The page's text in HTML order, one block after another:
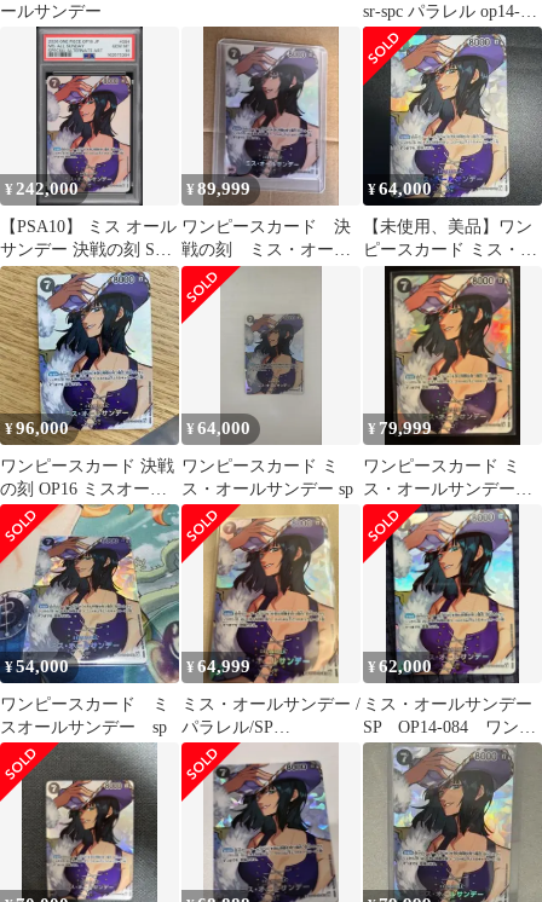
ールサンデー
sr-spc パラレル op14-
084 決戦の刻
¥242,000
【PSA10】 ミス オール
サンデー 決戦の刻 SP
ワンピースカード 即日
発送
¥89,999
ワンピースカード 決
戦の刻 ミス・オール
サンデー SP OP14-084
SP
¥64,000
【未使用、美品】ワン
ピースカード ミス・オ
ールサンデーsp
¥96,000
ワンピースカード 決戦
の刻 OP16 ミスオール
サンデー SR SP
¥64,000
ワンピースカード ミ
ス・オールサンデー sp
¥ 79,999
ワンピースカード ミ
ス・オールサンデー
OP14-084 SP 決戦の刻
¥54,000
ワンピースカード ミ
スオールサンデー sp
¥64,999
ミス・オールサンデー /
パラレル/SP
illust:Sunohara
¥62,000
ミス・オールサンデー
SP OP14-084 ワンピ
ースカード